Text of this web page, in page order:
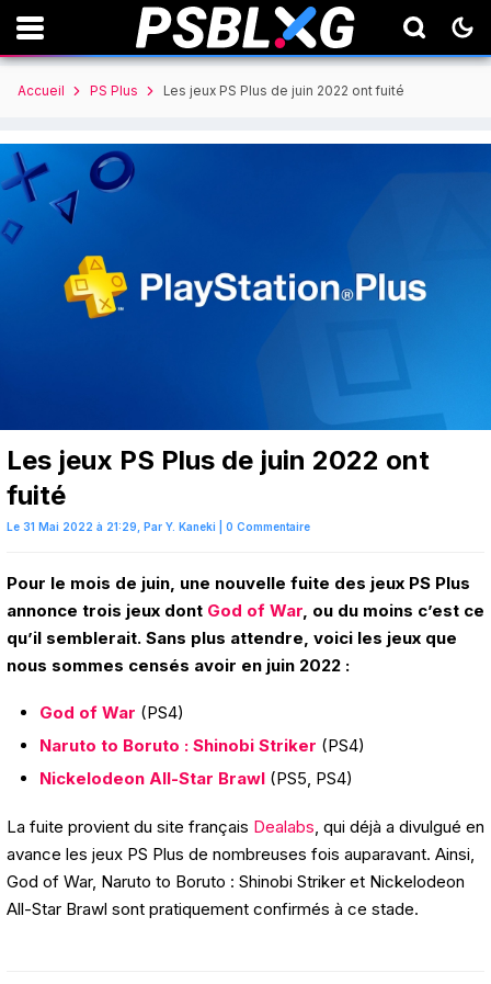
Accueil PS Plus Les jeux PS Plus de juin 2022 ont fuité
Les jeux PS Plus de juin 2022 ont
fuité
Le 31 Mai 2022 à 21:29, Par Y. Kaneki 0 Commentaire
Pour le mois de juin, une nouvelle fuite des jeux PS Plus
annonce trois jeux dont God of War, ou du moins c’est ce
qu’il semblerait. Sans plus attendre, voici les jeux que
nous sommes censés avoir en juin 2022 :
God of War (PS4)
Naruto to Boruto : Shinobi Striker (PS4)
Nickelodeon All-Star Brawl (PS5, PS4)
La fuite provient du site français Dealabs, qui déjà a divulgué en
avance les jeux PS Plus de nombreuses fois auparavant. Ainsi,
God of War, Naruto to Boruto : Shinobi Striker et Nickelodeon
All-Star Brawl sont pratiquement confirmés à ce stade.